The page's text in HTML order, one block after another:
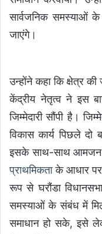
सार्वजनिक समस्याओं
जाएंगे।
उन्होंने कहा कि क्षेत्र
केंद्रीय नेतृत्व ने इस
जिम्मेदारी सौंपी है।
विकास कार्य पिछले
इसके साथ-साथ आमजन
प्राथमिकताके आधार पर
रूप से घरौंडा
समस्याओं के संबंध में
समाधान हो सके, इसे